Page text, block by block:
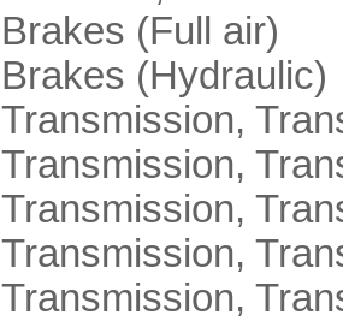
Brakes (Full air)
Brakes (Hydraulic)
Transmission,
Transmission,
Transmission,
Transmission,
Transmission,